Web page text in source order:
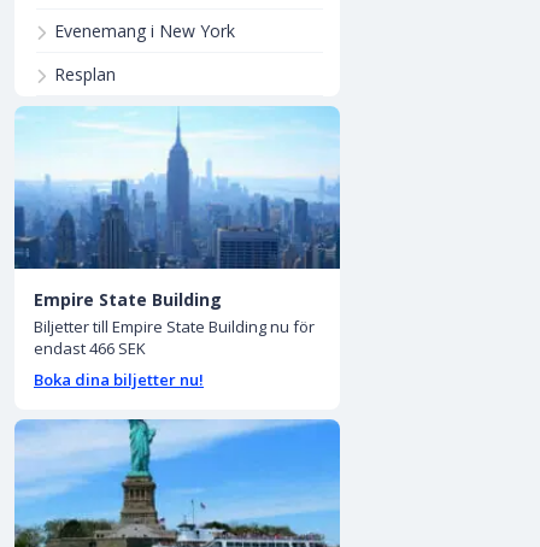
Evenemang i New York
Resplan
Empire State Building
Biljetter till Empire State Building nu för
endast 466 SEK
Boka dina biljetter nu!